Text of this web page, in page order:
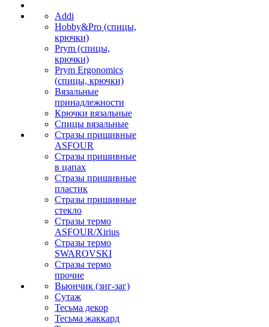
Addi
Hobby&Pro (спицы,
крючки)
Prym (спицы,
крючки)
Prym Ergonomics
(спицы, крючки)
Вязальные
принадлежности
Крючки вязальные
Спицы вязальные
Стразы пришивные
ASFOUR
Стразы пришивные
в цапах
Стразы пришивные
пластик
Стразы пришивные
стекло
Стразы термо
ASFOUR/Xirius
Стразы термо
SWAROVSKI
Стразы термо
прочие
Вьюнчик (зиг-заг)
Сутаж
Тесьма декор
Тесьма жаккард